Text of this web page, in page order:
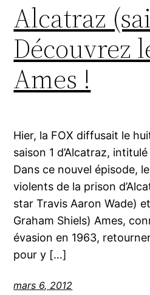
Alcatraz
Découvrez
Ames !
Hier, la FOX diffusait le
saison 1 d’Alcatraz,
Dans ce nouvel épisode,
violents de la prison
star Travis Aaron Wade)
Graham Shiels) Ames,
évasion en 1963,
pour y […]
mars 6, 2012